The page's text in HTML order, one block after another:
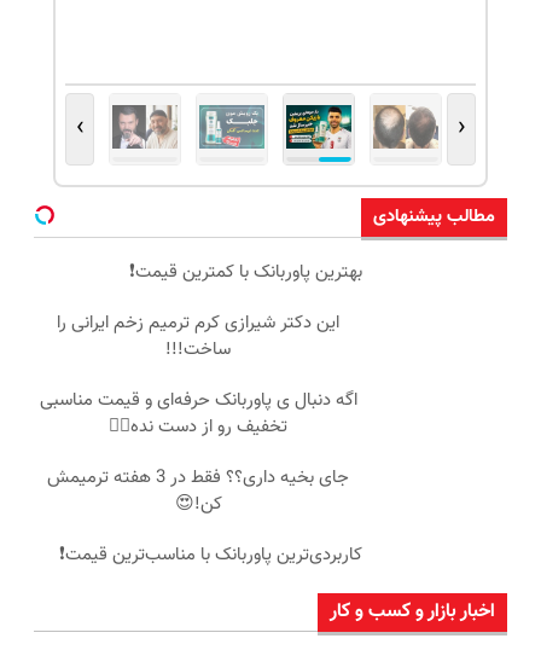
‹
›
مطالب پیشنهادی
بهترین پاوربانک با کمترین قیمت❗
این دکتر شیرازی کرم ترمیم زخم ایرانی را
ساخت!!!
اگه دنبال ی پاوربانک حرفه‌ای و قیمت مناسبی
تخفیف رو از دست نده👌🏻
جای بخیه داری؟؟ فقط در 3 هفته ترمیمش
کن!😍
کاربردی‌ترین پاوربانک با مناسب‌ترین قیمت❗
اخبار بازار و کسب و کار